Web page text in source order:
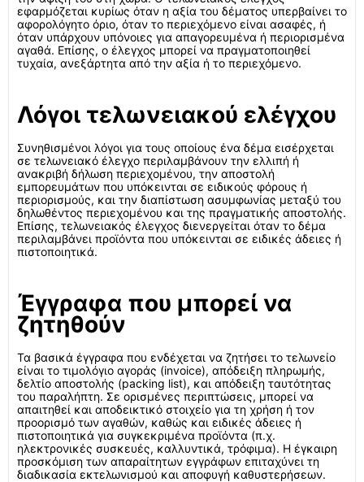
εφαρμόζεται κυρίως όταν η αξία του δέματος υπερβαίνει το
αφορολόγητο όριο, όταν το περιεχόμενο είναι ασαφές, ή
όταν υπάρχουν υπόνοιες για απαγορευμένα ή περιορισμένα
αγαθά. Επίσης, ο έλεγχος μπορεί να πραγματοποιηθεί
τυχαία, ανεξάρτητα από την αξία ή το περιεχόμενο.
Λόγοι τελωνειακού ελέγχου
Συνηθισμένοι λόγοι για τους οποίους ένα δέμα εισέρχεται
σε τελωνειακό έλεγχο περιλαμβάνουν την ελλιπή ή
ανακριβή δήλωση περιεχομένου, την αποστολή
εμπορευμάτων που υπόκεινται σε ειδικούς φόρους ή
περιορισμούς, και την διαπίστωση ασυμφωνίας μεταξύ του
δηλωθέντος περιεχομένου και της πραγματικής αποστολής.
Επίσης, τελωνειακός έλεγχος διενεργείται όταν το δέμα
περιλαμβάνει προϊόντα που υπόκεινται σε ειδικές άδειες ή
πιστοποιητικά.
Έγγραφα που μπορεί να
ζητηθούν
Τα βασικά έγγραφα που ενδέχεται να ζητήσει το τελωνείο
είναι το τιμολόγιο αγοράς (invoice), απόδειξη πληρωμής,
δελτίο αποστολής (packing list), και απόδειξη ταυτότητας
του παραλήπτη. Σε ορισμένες περιπτώσεις, μπορεί να
απαιτηθεί και αποδεικτικό στοιχείο για τη χρήση ή τον
προορισμό των αγαθών, καθώς και ειδικές άδειες ή
πιστοποιητικά για συγκεκριμένα προϊόντα (π.χ.
ηλεκτρονικές συσκευές, καλλυντικά, τρόφιμα). Η έγκαιρη
προσκόμιση των απαραίτητων εγγράφων επιταχύνει τη
διαδικασία εκτελωνισμού και αποφυγή καθυστερήσεων.